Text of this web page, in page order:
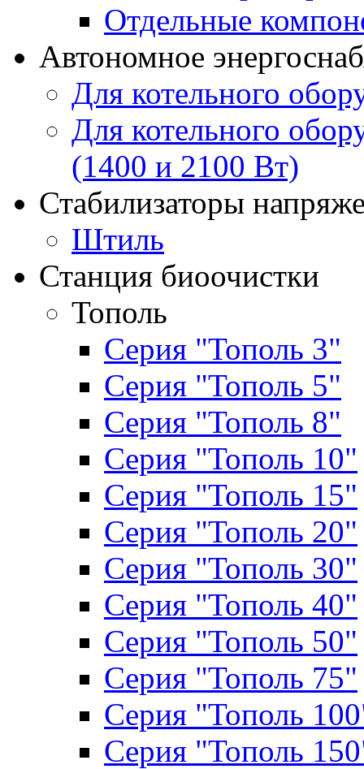
Отдельные
Автономное
Для котельного
Для котельного
(1400 и 2100 Вт)
Стабилизаторы
Штиль
Станция биоочистки
Тополь
Серия "Тополь 3"
Серия "Тополь 5"
Серия "Тополь 8"
Серия "Тополь 10"
Серия "Тополь 15"
Серия "Тополь 20"
Серия "Тополь 30"
Серия "Тополь 40"
Серия "Тополь 50"
Серия "Тополь 75"
Серия "Тополь
Серия "Тополь